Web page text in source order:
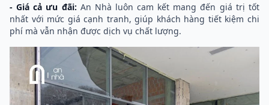
- Giá cả ưu đãi: An Nhà luôn cam kết mang đến giá trị tốt
nhất với mức giá cạnh tranh, giúp khách hàng tiết kiệm chi
phí mà vẫn nhận được dịch vụ chất lượng.